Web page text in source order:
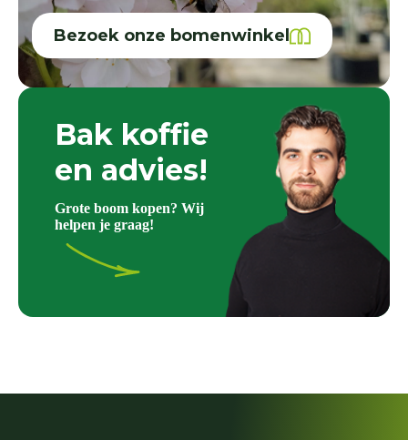
Bezoek onze bomenwinkel
Bak koffie
en advies!
Grote boom kopen? Wij
helpen je graag!